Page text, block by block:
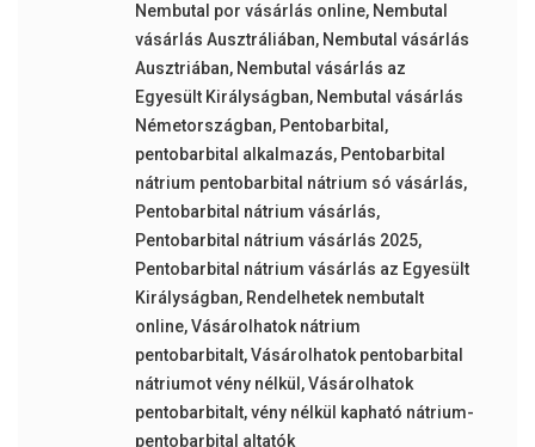
Nembutal por vásárlás online, Nembutal
vásárlás Ausztráliában, Nembutal vásárlás
Ausztriában, Nembutal vásárlás az
Egyesült Királyságban, Nembutal vásárlás
Németországban, Pentobarbital ,
pentobarbital alkalmazás, Pentobarbital
nátrium pentobarbital nátrium só vásárlás,
Pentobarbital nátrium vásárlás,
Pentobarbital nátrium vásárlás 2025,
Pentobarbital nátrium vásárlás az Egyesült
Királyságban, Rendelhetek nembutalt
online,Vásárolhatok nátrium
pentobarbitalt,Vásárolhatok pentobarbital
nátriumot vény nélkül ,Vásárolhatok
pentobarbitalt,vény nélkül kapható nátrium-
pentobarbital altatók